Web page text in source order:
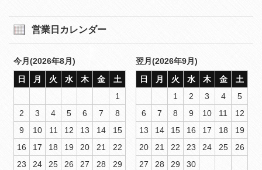
営業日カレンダー
今月(2026年8月)
日
月 火 水 木 金
土
1
2
3 4 5 6 7
8
9
10 11 12 13 14
15
16
17 18 19 20 21
22
23
24 25 26 27 28
29
翌月(2026年9月)
日
月 火 水 木 金
土
1
2 3 4
5
6
7 8 9 10 11
12
13
14 15 16 17 18
19
20
21 22 23 24 25
26
27
28 29 30